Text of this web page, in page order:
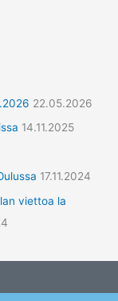
22.05.2026
14.11.2025
17.11.2024
viettoa la